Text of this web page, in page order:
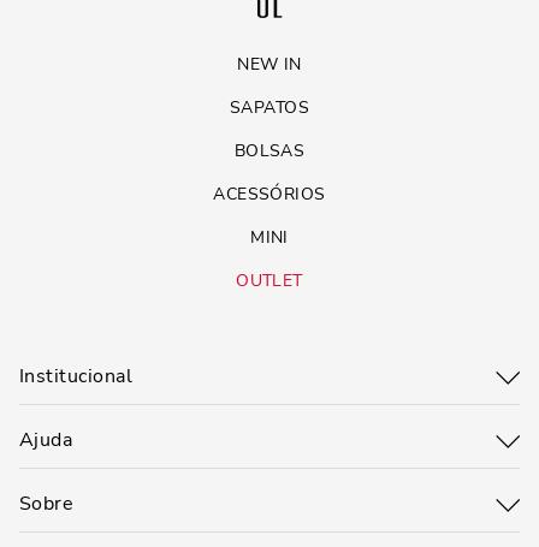
NEW IN
SAPATOS
BOLSAS
ACESSÓRIOS
MINI
OUTLET
Institucional
Ajuda
Sobre